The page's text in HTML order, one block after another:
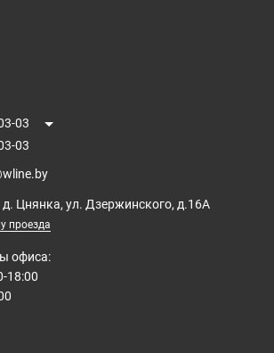
03
03
Цнянка, ул. Дзержинского, д.16А
проезда
офиса:
18:00